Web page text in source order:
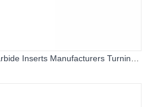
Inserts Manufacturers Turning